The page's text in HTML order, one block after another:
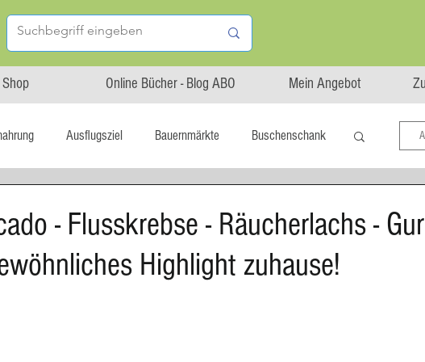
Shop Online Bücher - Blog ABO Mein Angebot
Ausflugsziel Bauernmärkte Buschenschank
global Startup Asiatische Küche Aufstrich
- Flusskrebse - Räucherlachs -
Highlight zuhause!